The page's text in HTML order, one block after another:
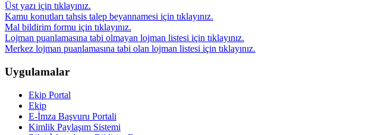
Üst yazı için tıklayınız.
Kamu konutları tahsis talep beyannamesi için tıklayınız.
Mal bildirim formu için tıklayınız.
Lojman puanlamasına tabi olmayan lojman listesi için tıklayınız.
Merkez lojman puanlamasına tabi olan lojman listesi için tıklayınız.
Uygulamalar
Ekip Portal
Ekip
E-İmza Başvuru Portali
Kimlik Paylaşım Sistemi